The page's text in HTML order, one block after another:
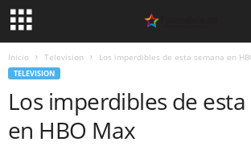
Inicio Television Los imperdibles de esta semana en
TELEVISION
Los imperdibles de
en HBO Max